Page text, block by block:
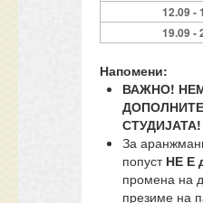
12.09 -
19.09 -
Напомени:
ВАЖНО!
СТУДИЈАТА!
За
попуст НЕ Е
промена на
презиме на